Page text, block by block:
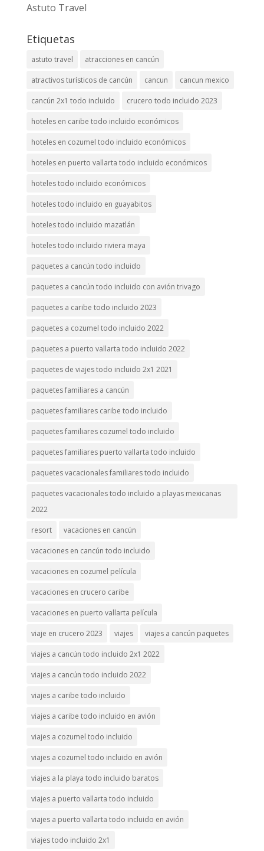
Astuto Travel
Etiquetas
astuto travel atracciones en cancún
atractivos turísticos de cancún cancun cancun mexico
cancún 2x1 todo incluido crucero todo incluido 2023
hoteles en caribe todo incluido económicos
hoteles en cozumel todo incluido económicos
hoteles en puerto vallarta todo incluido económicos
hoteles todo incluido económicos
hoteles todo incluido en guayabitos
hoteles todo incluido mazatlán
hoteles todo incluido riviera maya
paquetes a cancún todo incluido
paquetes a cancún todo incluido con avión trivago
paquetes a caribe todo incluido 2023
paquetes a cozumel todo incluido 2022
paquetes a puerto vallarta todo incluido 2022
paquetes de viajes todo incluido 2x1 2021
paquetes familiares a cancún
paquetes familiares caribe todo incluido
paquetes familiares cozumel todo incluido
paquetes familiares puerto vallarta todo incluido
paquetes vacacionales familiares todo incluido
paquetes vacacionales todo incluido a playas mexicanas
2022
resort vacaciones en cancún
vacaciones en cancún todo incluido
vacaciones en cozumel película
vacaciones en crucero caribe
vacaciones en puerto vallarta película
viaje en crucero 2023 viajes viajes a cancún paquetes
viajes a cancún todo incluido 2x1 2022
viajes a cancún todo incluido 2022
viajes a caribe todo incluido
viajes a caribe todo incluido en avión
viajes a cozumel todo incluido
viajes a cozumel todo incluido en avión
viajes a la playa todo incluido baratos
viajes a puerto vallarta todo incluido
viajes a puerto vallarta todo incluido en avión
viajes todo incluido 2x1